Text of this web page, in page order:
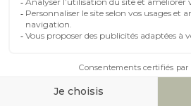
346,49 549,99